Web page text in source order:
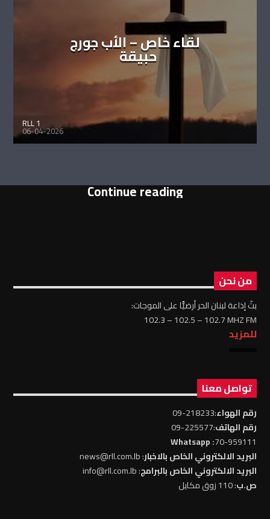
لقاء خاص – الأب جورج
حبيقة
RLL 1
06-04-2026
Continue reading
من نحن
بثّ إذاعة لبنان الحر أرضيًّا على الموجات:
102.3 – 102.5 – 102.7 MHZ FM
للمزيد
تواصل معنا
رقم الهواء:218233-09
رقم الهاتف:225577-09
70-959111
: Whatsapp
البريد الالكتروني الخاص بالاخبار: news@rll.com.lb
البريد الالكتروني الخاص بالبرامج: info@rll.com.lb
ص.ب: 110 زوق مكايل